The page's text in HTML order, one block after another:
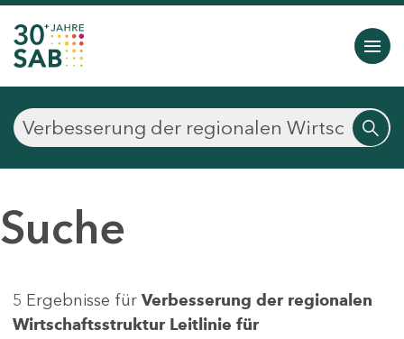
Suche
5 Ergebnisse für Verbesserung der regionalen
Wirtschaftsstruktur Leitlinie für